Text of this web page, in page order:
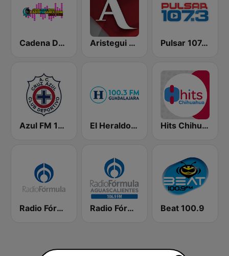
Cadena Dance México Aristegui Noticias Pulsar 107.3 FM
Azul FM 103.9 El Heraldo - Guadalajara Hits Chihuahua
Radio Fórmula 1470 (Fórmula Femenina) Radio Fórmula 106.9 FM Beat 100.9